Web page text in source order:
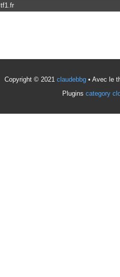
tf1.fr
Copyright © 2021 claudebbg • Avec le
Plugins category